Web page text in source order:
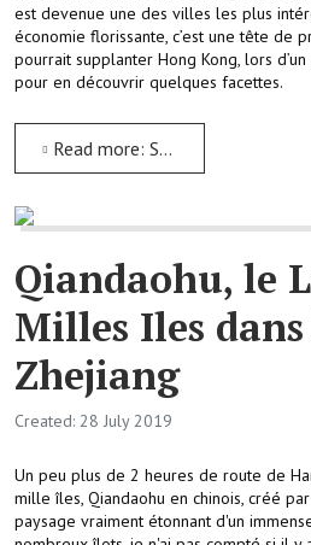
est devenue une des villes les plus
économie florissante, c’est une tête de
pourrait supplanter Hong Kong, lors
pour en découvrir quelques facettes.
Read more: Shenzhen à la pointe de la Chine moderne
Qiandaohu, le
Milles Iles
Zhejiang
Created: 28 July 2019
Un peu plus de 2 heures de route de
mille îles, Qiandaohu en chinois, créé
paysage vraiment étonnant d'un